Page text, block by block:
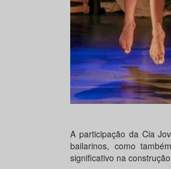
A participação da Cia
bailarinos, como
significativo na